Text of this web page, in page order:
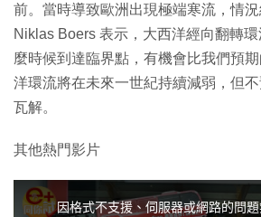
前。當時導致歐洲出現極端寒流，情況
Niklas Boers 表示，大西洋經向翻轉
麼時候到達臨界點，有機會比我們預
洋環流將在未來一世紀持續減弱，但
瓦解。
其他熱門影片
因格式不支援、伺服器或網路的問題